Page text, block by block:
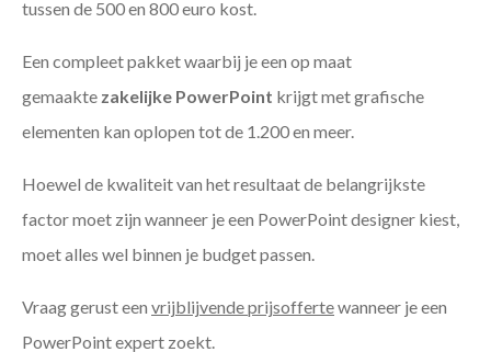
tussen de 500 en 800 euro kost.
Een compleet pakket waarbij je een op maat
gemaakte zakelijke PowerPoint krijgt met grafische
elementen kan oplopen tot de 1.200 en meer.
Hoewel de kwaliteit van het resultaat de belangrijkste
factor moet zijn wanneer je een PowerPoint designer kiest,
moet alles wel binnen je budget passen.
Vraag gerust een vrijblijvende prijsoffertewanneer je een
PowerPoint expert zoekt.